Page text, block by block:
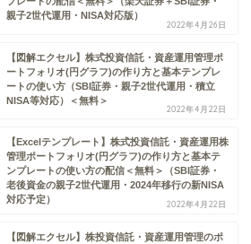
親子2世代運用・NISA対応版）
2022年4月26日
【図解エクセル】株式投資信託・資産運用管理ポ
ートフォリオ(円グラフ)の作り方と基本テンプレ
ートの使い方（SBI証券・親子2世代運用・積立
NISA等対応）＜無料＞
2022年4月22日
【Excelテンプレート】株式投資信託・資産運用株
管理ポートフォリオ(円グラフ)の作り方と基本テ
ンプレートの使い方の配信＜無料＞（SBI証券・
老後資金の親子2世代運用・2024年移行の新NISA
対応予定）
2022年4月22日
【図解エクセル】株投資信託・資産運用管理のポ